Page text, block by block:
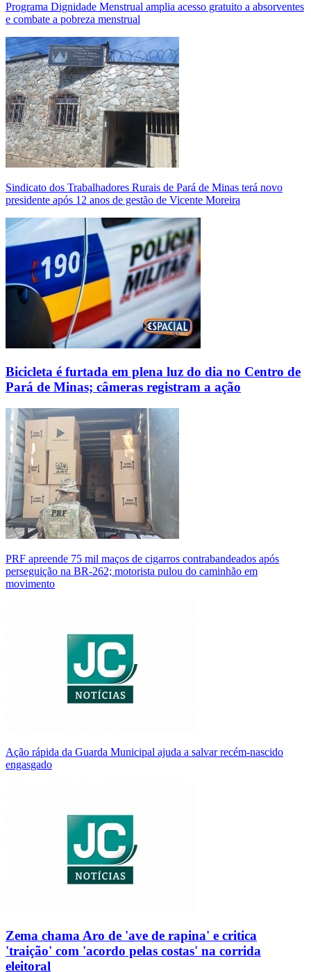
Programa Dignidade Menstrual amplia acesso gratuito a absorventes
e combate a pobreza menstrual
Sindicato dos Trabalhadores Rurais de Pará de Minas terá novo
presidente após 12 anos de gestão de Vicente Moreira
Bicicleta é furtada em plena luz do dia no Centro de
Pará de Minas; câmeras registram a ação
PRF apreende 75 mil maços de cigarros contrabandeados após
perseguição na BR-262; motorista pulou do caminhão em
movimento
Ação rápida da Guarda Municipal ajuda a salvar recém-nascido
engasgado
Zema chama Aro de 'ave de rapina' e critica
'traição' com 'acordo pelas costas' na corrida
eleitoral